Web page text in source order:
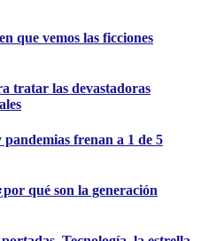
que vemos las ficciones
tratar las devastadoras
frenan a 1 de 5
qué son la generación